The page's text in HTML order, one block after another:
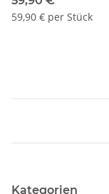
59,90 € per Stück
Kategorien